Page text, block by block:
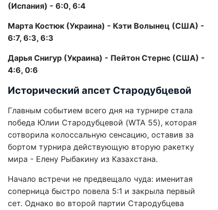
(Испания) - 6:0, 6:4
Марта Костюк (Украина) - Кэти Волынец (США) -
6:7, 6:3, 6:3
Дарья Снигур (Украина) - Пейтон Стернс (США) -
4:6, 0:6
Исторический апсет Стародубцевой
Главным событием всего дня на турнире стала
победа Юлии Стародубцевой (WTA 55), которая
сотворила колоссальную сенсацию, оставив за
бортом турнира действующую вторую ракетку
мира - Елену Рыбакину из Казахстана.
Начало встречи не предвещало чуда: именитая
соперница быстро повела 5:1 и закрыла первый
сет. Однако во второй партии Стародубцева